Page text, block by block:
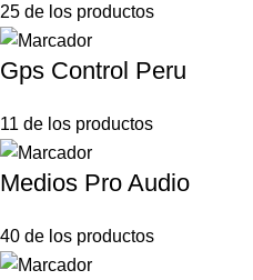
25 de los productos
Gps Control Peru
11 de los productos
Medios Pro Audio
40 de los productos